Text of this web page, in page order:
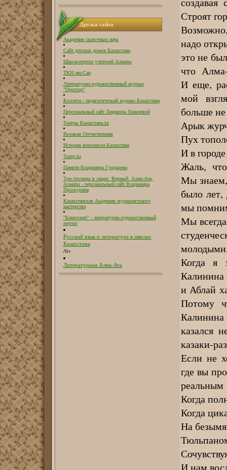
Друзья сайта
Академия сказочных наук
Сайт детских домов Казахстана
Школа-портал учителей Алматы
ТЮЗ им.Сац
Литературно-художественный журнал
"Простор"
Коллеги - педагогический журнал Казахстана
Персональный сайт Людмилы Енисеевой
Театры Казахстана.kz
Великая Отечественная
История комсомола Казахстана
Театр.kz
Памяти Владимира Гундарева
Три столицы в лицах: Верный, Алма-Ата,
Алматы - персональный сайт Владимира
Проскурина
Казахстанская Академия журналистского
мастерства
"Книголюб" - литературно-художественный
портал
Русский язык и литература в школах
Казахстана
/li>
Литературная Алма-Ата
Строят
надо
это не
что Алма-
И еще,
мой
больше
Арык
Пух
И в
Жаль,
Мы знаем,
было лет,
мы
Мы
Когда я
Калинина
и Аблай
Потому
казался
казаки-
Если не
где вы
Когда
Когда
На
И нам